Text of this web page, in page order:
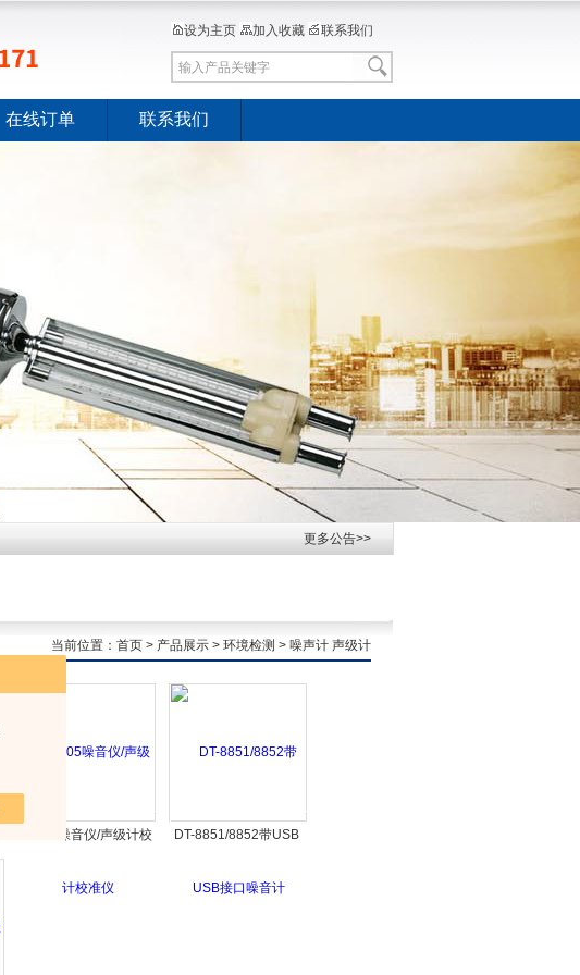
设为主页 加入收藏 联系我们
在线订单 联系我们
更多公告>>
当前位置： 首页 > 产品展示 > 环境检测 > 噪声计 声级计
SC-05噪音仪/声级计校
DT-8851/8852带USB